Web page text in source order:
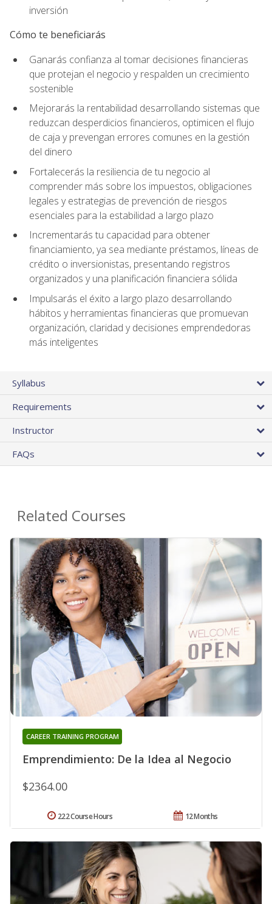
inversión
Cómo te beneficiarás
Ganarás confianza al tomar decisiones financieras
que protejan el negocio y respalden un crecimiento
sostenible
Mejorarás la rentabilidad desarrollando sistemas que
reduzcan desperdicios financieros, optimicen el flujo
de caja y prevengan errores comunes en la gestión
del dinero
Fortalecerás la resiliencia de tu negocio al
comprender más sobre los impuestos, obligaciones
legales y estrategias de prevención de riesgos
esenciales para la estabilidad a largo plazo
Incrementarás tu capacidad para obtener
financiamiento, ya sea mediante préstamos, líneas de
crédito o inversionistas, presentando registros
organizados y una planificación financiera sólida
Impulsarás el éxito a largo plazo desarrollando
hábitos y herramientas financieras que promuevan
organización, claridad y decisiones emprendedoras
más inteligentes
Syllabus
Requirements
Instructor
FAQs
Related Courses
Emprendimiento: De la Idea al Negocio
CAREER TRAINING PROGRAM
$2364.00
12 Months
222 Course Hours